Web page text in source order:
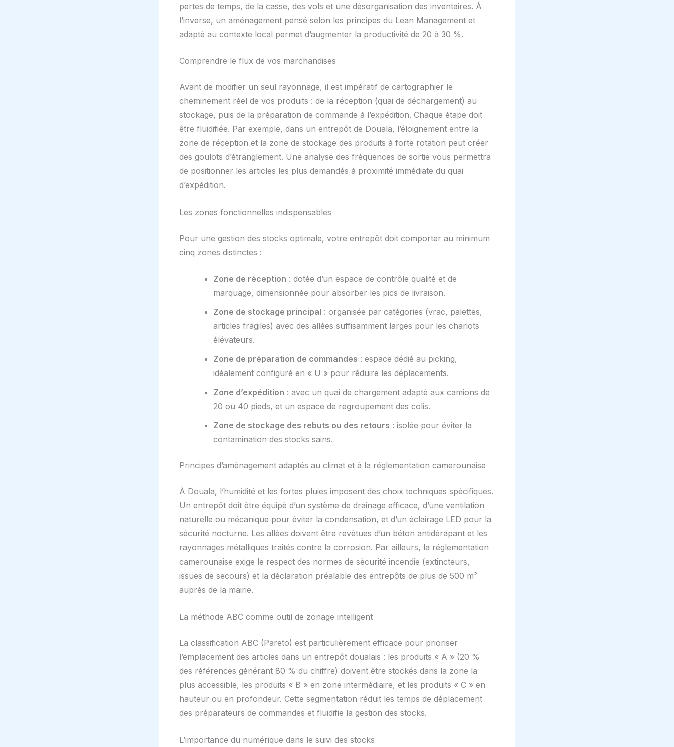
pertes de temps, de la casse, des vols et une désorganisation des inventaires. À
l’inverse, un aménagement pensé selon les principes du Lean Management et
adapté au contexte local permet d’augmenter la productivité de 20 à 30 %.
Comprendre le flux de vos marchandises
Avant de modifier un seul rayonnage, il est impératif de cartographier le
cheminement réel de vos produits : de la réception (quai de déchargement) au
stockage, puis de la préparation de commande à l’expédition. Chaque étape doit
être fluidifiée. Par exemple, dans un entrepôt de Douala, l’éloignement entre la
zone de réception et la zone de stockage des produits à forte rotation peut créer
des goulots d’étranglement. Une analyse des fréquences de sortie vous permettra
de positionner les articles les plus demandés à proximité immédiate du quai
d’expédition.
Les zones fonctionnelles indispensables
Pour une gestion des stocks optimale, votre entrepôt doit comporter au minimum
cinq zones distinctes :
Zone de réception : dotée d’un espace de contrôle qualité et de
marquage, dimensionnée pour absorber les pics de livraison.
Zone de stockage principal : organisée par catégories (vrac, palettes,
articles fragiles) avec des allées suffisamment larges pour les chariots
élévateurs.
Zone de préparation de commandes : espace dédié au picking,
idéalement configuré en « U » pour réduire les déplacements.
Zone d’expédition : avec un quai de chargement adapté aux camions de
20 ou 40 pieds, et un espace de regroupement des colis.
Zone de stockage des rebuts ou des retours : isolée pour éviter la
contamination des stocks sains.
Principes d’aménagement adaptés au climat et à la réglementation camerounaise
À Douala, l’humidité et les fortes pluies imposent des choix techniques spécifiques.
Un entrepôt doit être équipé d’un système de drainage efficace, d’une ventilation
naturelle ou mécanique pour éviter la condensation, et d’un éclairage LED pour la
sécurité nocturne. Les allées doivent être revêtues d’un béton antidérapant et les
rayonnages métalliques traités contre la corrosion. Par ailleurs, la réglementation
camerounaise exige le respect des normes de sécurité incendie (extincteurs,
issues de secours) et la déclaration préalable des entrepôts de plus de 500 m²
auprès de la mairie.
La méthode ABC comme outil de zonage intelligent
La classification ABC (Pareto) est particulièrement efficace pour prioriser
l’emplacement des articles dans un entrepôt doualais : les produits « A » (20 %
des références générant 80 % du chiffre) doivent être stockés dans la zone la
plus accessible, les produits « B » en zone intermédiaire, et les produits « C » en
hauteur ou en profondeur. Cette segmentation réduit les temps de déplacement
des préparateurs de commandes et fluidifie la gestion des stocks.
L’importance du numérique dans le suivi des stocks